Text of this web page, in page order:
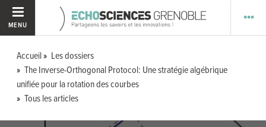
MENU
Accueil
Les dossiers
The Inverse-Orthogonal Protocol: Une stratégie algébrique
unifiée pour la rotation des courbes
Tous les articles